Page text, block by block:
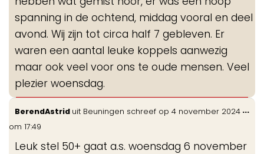
spanning in de ochtend, middag vooral en deel
avond. Wij zijn tot circa half 7 gebleven. Er
waren een aantal leuke koppels aanwezig
maar ook veel voor ons te oude mensen. Veel
plezier woensdag.
BerendAstrid uit Beuningen schreef op 4 november 2024
om 17:49
Leuk stel 50+ gaat a.s. woensdag 6 november
...